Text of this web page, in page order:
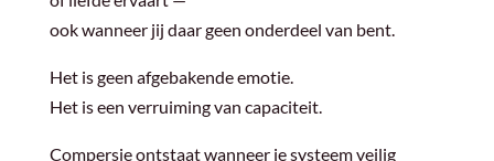
ook wanneer jij daar geen onderdeel van bent.
Het is geen afgebakende emotie.
Het is een verruiming van capaciteit.
Compersie ontstaat wanneer je systeem veilig